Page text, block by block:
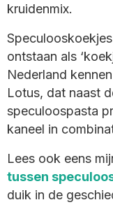
kruidenmix.
ontstaan als
Nederland
Lotus, dat naast
speculoospasta
kaneel in
Lees ook eens
tussen
duik in de